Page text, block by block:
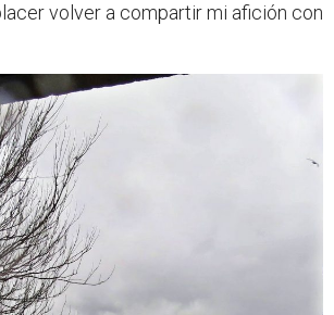
volver a compartir mi afición con